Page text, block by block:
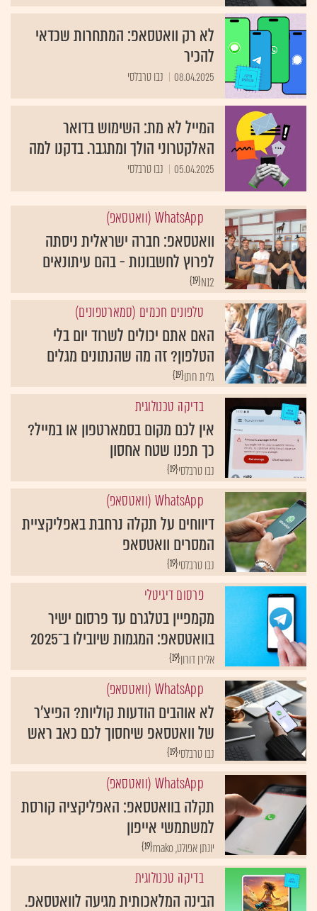
לא רק וואטסאפ: המתחרות שכדאי
להכיר
08.04.2025 נבו טרבלסי
המייל לא מת: השימוש בדואר
האלקטרוני הולך ומתגבר. בדקנו למה
05.04.2025 נבו טרבלסי
WhatsApp (וואטסאפ)
וואטסאפ: חברה ישראלית ניסתה
לפרוץ לחשבונות - בהם עיתונאים
{19}N12
טלפונים חכמים (סמארטפונים)
האם אתם יכולים לשרוד יום בלי
הטלפון? זה מה שהנתונים מגלים
{19}גלית חתן
בדיקה טכנולוגית
אין לכם מקום בסמארטפון או במייל?
כך תפנו שטח אחסון
{19}נבו טרבלסי
WhatsApp (וואטסאפ)
דיווחים על תקלה נרחבת באפליקציית
המסרים וואטסאפ
{19}נבו טרבלסי
פרסום דיגיטלי
מקמפיין בטלגרם עד פרסום ישיר
בוואטסאפ: המגמות שיובילו ב־2025
{19}אלירן דורון
WhatsApp (וואטסאפ)
לא אוהבים הודעות קוליות? הפיצ'ר
של וואטסאפ שיחסוך לכם כאב ראש
{19}נבו טרבלסי
WhatsApp (וואטסאפ)
תקלה בוואטסאפ: האפליקציה קורסת
למשתמשי אייפון
{19} יונתן אפולט, mako
בדיקה טכנולוגית
הבינה המלאכותית מגיעה לוואטסאפ.